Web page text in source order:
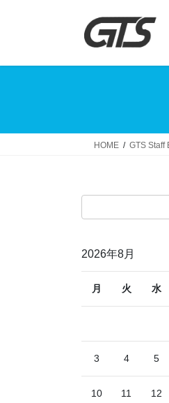
HOME GTS Staff
2026年8月
月 火 水
3 4 5
10 11 12